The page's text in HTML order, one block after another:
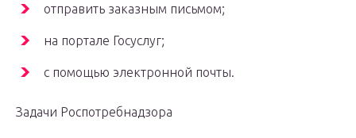
отправить заказным письмом;
на портале Госуслуг;
с помощью электронной почты.
Задачи Роспотребнадзора